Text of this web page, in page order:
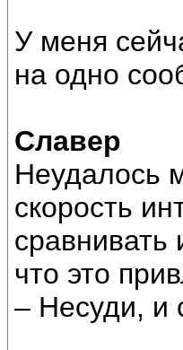
У меня
на одно
Славер
Неудалось
скорость
что это
– Несуди, и